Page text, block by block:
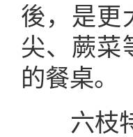
後，是更
尖、蕨菜
的餐桌。
六枝特